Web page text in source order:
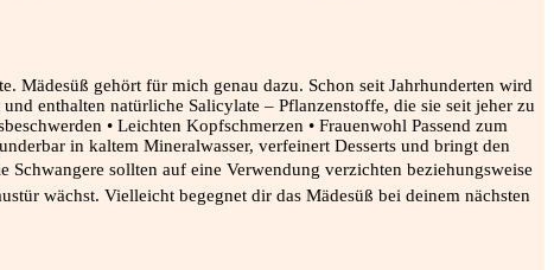
Mädesüß gehört für mich genau dazu. Schon seit Jahrhunderten wird
enthalten natürliche Salicylate – Pflanzenstoffe, die sie seit jeher zu
• Leichten Kopfschmerzen • Frauenwohl Passend zum
in kaltem Mineralwasser, verfeinert Desserts und bringt den
sollten auf eine Verwendung verzichten beziehungsweise
wächst. Vielleicht begegnet dir das Mädesüß bei deinem nächsten